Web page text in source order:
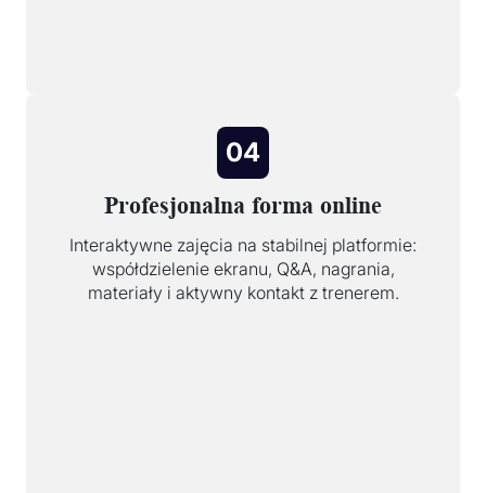
04
Profesjonalna forma online
Interaktywne zajęcia na stabilnej platformie:
współdzielenie ekranu, Q&A, nagrania,
materiały i aktywny kontakt z trenerem.